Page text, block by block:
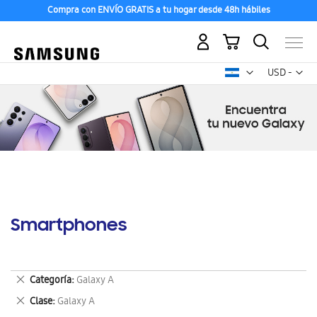
Compra con ENVÍO GRATIS a tu hogar desde 48h hábiles
USD -
dólar
Mi carrito
Smartphones
Categoría Galaxy A
Eliminar
este
artículo
Clase Galaxy A
Eliminar